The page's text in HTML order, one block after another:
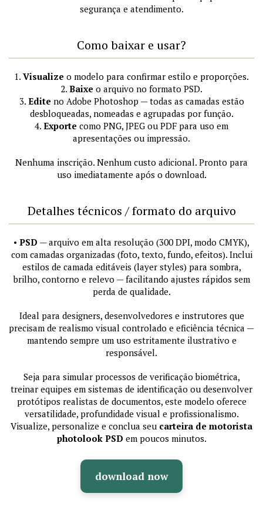
segurança e atendimento.
Como baixar e usar?
1. Visualize o modelo para confirmar estilo e proporções.
2. Baixe o arquivo no formato PSD.
3. Edite no Adobe Photoshop — todas as camadas estão
desbloqueadas, nomeadas e agrupadas por função.
4. Exporte como PNG, JPEG ou PDF para uso em
apresentações ou impressão.
Nenhuma inscrição. Nenhum custo adicional. Pronto para
uso imediatamente após o download.
Detalhes técnicos / formato do arquivo
• PSD — arquivo em alta resolução (300 DPI, modo CMYK),
com camadas organizadas (foto, texto, fundo, efeitos). Inclui
estilos de camada editáveis (layer styles) para sombra,
brilho, contorno e relevo — facilitando ajustes rápidos sem
perda de qualidade.
Ideal para designers, desenvolvedores e instrutores que
precisam de realismo visual controlado e eficiência técnica —
mantendo sempre um uso estritamente ilustrativo e
responsável.
Seja para simular processos de verificação biométrica,
treinar equipes em sistemas de identificação ou desenvolver
protótipos realistas de documentos, este modelo oferece
versatilidade, profundidade visual e profissionalismo.
Visualize, personalize e conclua seu carteira de motorista
photolook PSD em poucos minutos.
download now